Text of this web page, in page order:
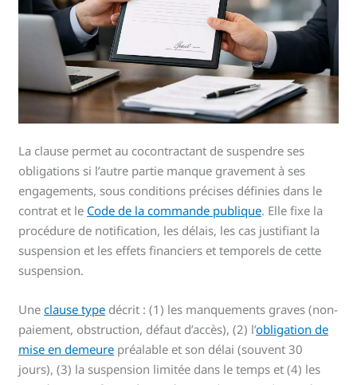
La clause permet au cocontractant de suspendre ses
obligations si l’autre partie manque gravement à ses
engagements, sous conditions précises définies dans le
contrat et le Code de la commande publique. Elle fixe la
procédure de notification, les délais, les cas justifiant la
suspension et les effets financiers et temporels de cette
suspension.
Uneclause type décrit : (1) les manquements graves (non-
paiement, obstruction, défaut d’accès), (2) l’obligation de
mise en demeure préalable et son délai (souvent 30
jours), (3) la suspension limitée dans le temps et (4) les